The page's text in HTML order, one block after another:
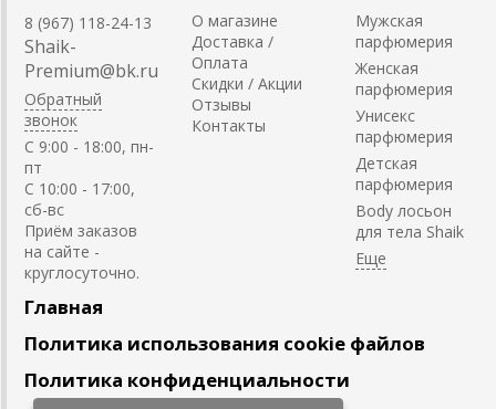
8 (967) 118-24-13
Shaik-
Premium@bk.ru
Обратный
звонок
C 9:00 - 18:00, пн-
пт
С 10:00 - 17:00,
сб-вс
Приём заказов
на сайте -
круглосуточно.
О магазине
Доставка /
Оплата
Скидки / Акции
Отзывы
Контакты
Мужская
парфюмерия
Женская
парфюмерия
Унисекс
парфюмерия
Детская
парфюмерия
Body лосьон
для тела Shaik
Главная
Политика использования cookie файлов
Политика конфиденциальности